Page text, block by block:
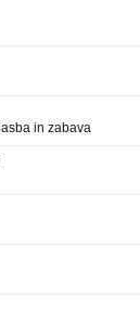
in zabava